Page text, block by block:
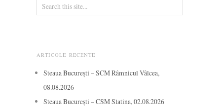
ARTICOLE RECENTE
Steaua București – SCM Râmnicul Vâlcea,
08.08.2026
Steaua București – CSM Slatina, 02.08.2026